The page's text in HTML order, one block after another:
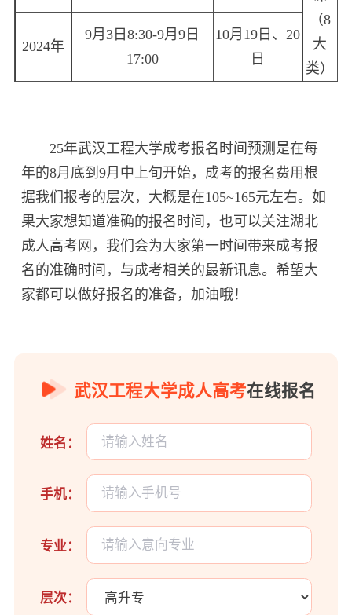
（8
大
类）
2024年
9月3日8:30-9月9日
17:00
10月19日、20
日
25年武汉工程大学成考报名时间预测是在每
年的8月底到9月中上旬开始，成考的报名费用根
据我们报考的层次，大概是在105~165元左右。如
果大家想知道准确的报名时间，也可以关注湖北
成人高考网，我们会为大家第一时间带来成考报
名的准确时间，与成考相关的最新讯息。希望大
家都可以做好报名的准备，加油哦！
武汉工程大学成人高考在线报名
姓名：
手机：
专业：
层次：